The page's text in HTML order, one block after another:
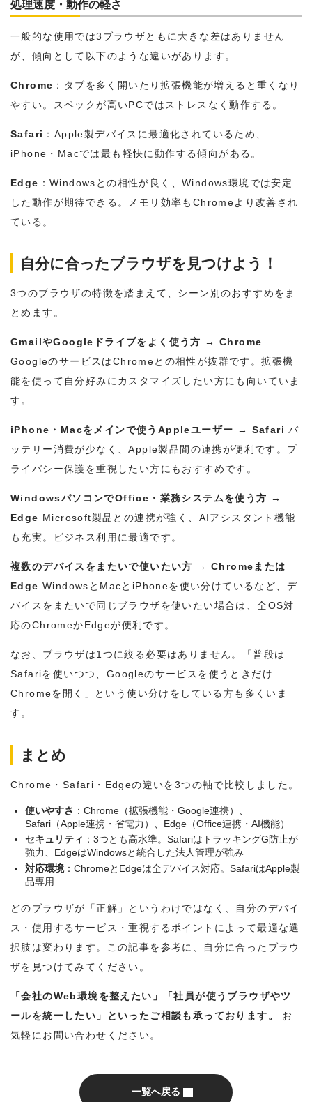
処理速度・動作の軽さ
一般的な使用では3ブラウザともに大きな差はありません
が、傾向として以下のような違いがあります。
Chrome ：タブを多く開いたり拡張機能が増えると重くなり
やすい。スペックが高いPCではストレスなく動作する。
Safari ：Apple製デバイスに最適化されているため、
iPhone・Macでは最も軽快に動作する傾向がある。
Edge ：Windowsとの相性が良く、Windows環境では安定
した動作が期待できる。メモリ効率もChromeより改善され
ている。
自分に合ったブラウザを見つけよう！
3つのブラウザの特徴を踏まえて、シーン別のおすすめをま
とめます。
GmailやGoogleドライブをよく使う方 → Chrome
GoogleのサービスはChromeとの相性が抜群です。拡張機
能を使って自分好みにカスタマイズしたい方にも向いていま
す。
iPhone・Macをメインで使うAppleユーザー → Safari バ
ッテリー消費が少なく、Apple製品間の連携が便利です。プ
ライバシー保護を重視したい方にもおすすめです。
WindowsパソコンでOffice・業務システムを使う方 →
Edge Microsoft製品との連携が強く、AIアシスタント機能
も充実。ビジネス利用に最適です。
複数のデバイスをまたいで使いたい方 → Chromeまたは
Edge WindowsとMacとiPhoneを使い分けているなど、デ
バイスをまたいで同じブラウザを使いたい場合は、全OS対
応のChromeかEdgeが便利です。
なお、ブラウザは1つに絞る必要はありません。「普段は
Safariを使いつつ、Googleのサービスを使うときだけ
Chromeを開く」という使い分けをしている方も多くいま
す。
まとめ
Chrome・Safari・Edgeの違いを3つの軸で比較しました。
使いやすさ ：Chrome（拡張機能・Google連携）、
Safari（Apple連携・省電力）、Edge（Office連携・AI機能）
セキュリティ ：3つとも高水準。SafariはトラッキングG防止が
強力、EdgeはWindowsと統合した法人管理が強み
対応環境：ChromeとEdgeは全デバイス対応。SafariはApple製
品専用
どのブラウザが「正解」というわけではなく、自分のデバイ
ス・使用するサービス・重視するポイントによって最適な選
択肢は変わります。この記事を参考に、自分に合ったブラウ
ザを見つけてみてください。
「会社のWeb環境を整えたい」「社員が使うブラウザやツ
ールを統一したい」といったご相談も承っております。
お
気軽にお問い合わせください。
一覧へ戻る